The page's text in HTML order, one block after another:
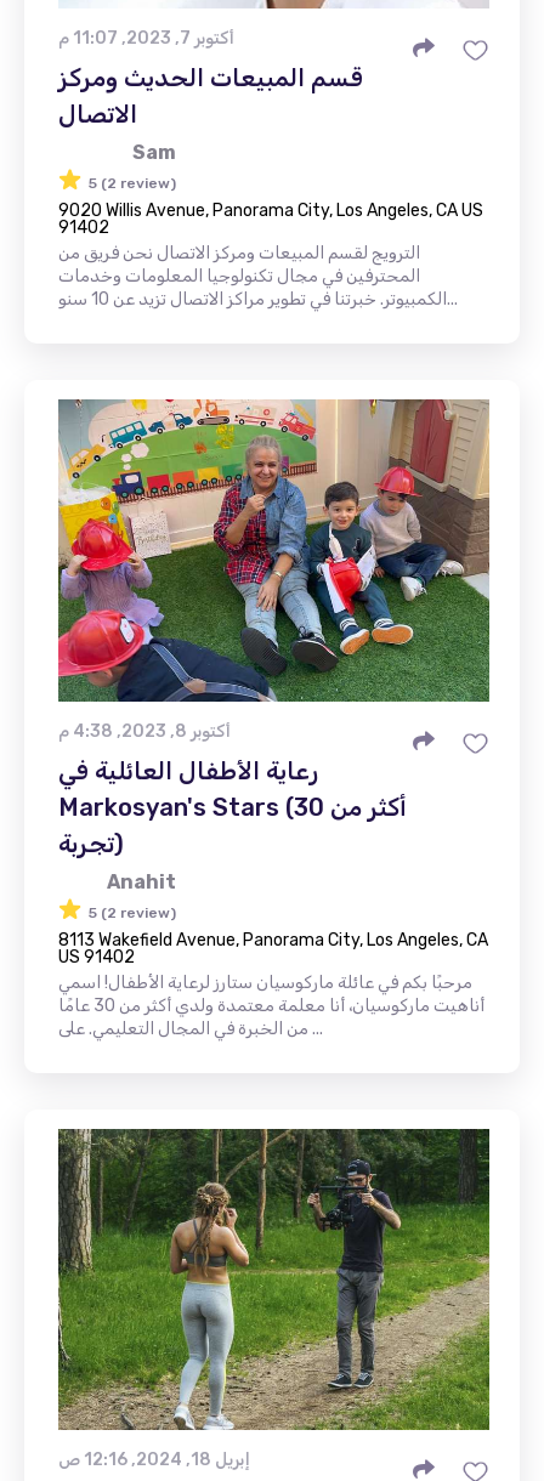
أكتوبر 7, 2023, 11:07 م
قسم المبيعات الحديث ومركز
الاتصال
Sam
5 (2 review)
9020 Willis Avenue, Panorama City, Los Angeles, CA US
91402
الترويج لقسم المبيعات ومركز الاتصال نحن فريق من
المحترفين في مجال تكنولوجيا المعلومات وخدمات
الكمبيوتر. خبرتنا في تطوير مراكز الاتصال تزيد عن 10 سنو...
أكتوبر 8, 2023, 4:38 م
رعاية الأطفال العائلية في
Markosyan's Stars (أكثر من 30
تجربة)
Anahit
5 (2 review)
8113 Wakefield Avenue, Panorama City, Los Angeles, CA
US 91402
مرحبًا بكم في عائلة ماركوسيان ستارز لرعاية الأطفال! اسمي
أناهيت ماركوسيان، أنا معلمة معتمدة ولدي أكثر من 30 عامًا
من الخبرة في المجال التعليمي. على ...
إبريل 18, 2024, 12:16 ص